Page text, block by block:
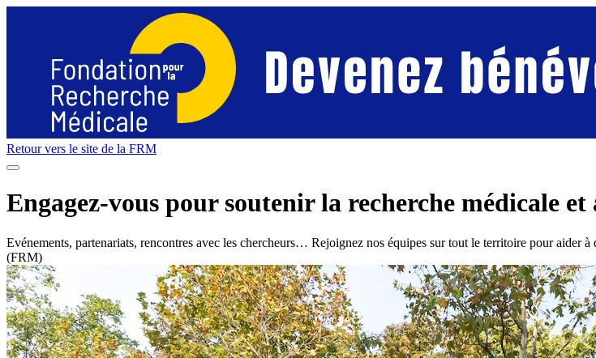
Retour vers le site de la FRM
Engagez-vous pour soutenir la recherche médicale
Evénements, partenariats, rencontres avec les chercheurs… Rejoignez nos équipes sur tout le territoire pour
(FRM)